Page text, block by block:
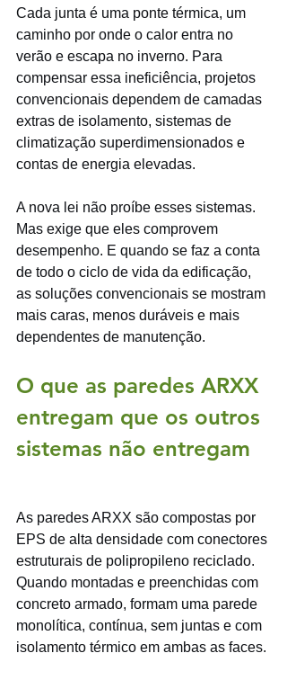
Cada junta é uma ponte térmica, um
caminho por onde o calor entra no
verão e escapa no inverno. Para
compensar essa ineficiência, projetos
convencionais dependem de camadas
extras de isolamento, sistemas de
climatização superdimensionados e
contas de energia elevadas.
A nova lei não proíbe esses sistemas.
Mas exige que eles comprovem
desempenho. E quando se faz a conta
de todo o ciclo de vida da edificação,
as soluções convencionais se mostram
mais caras, menos duráveis e mais
dependentes de manutenção.
O que as paredes ARXX
entregam que os outros
sistemas não entregam
As paredes ARXX são compostas por
EPS de alta densidade com conectores
estruturais de polipropileno reciclado.
Quando montadas e preenchidas com
concreto armado, formam uma parede
monolítica, contínua, sem juntas e com
isolamento térmico em ambas as faces.